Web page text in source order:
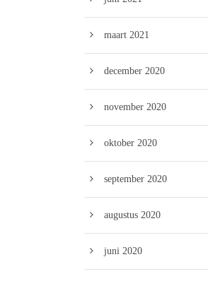
maart 2021
december 2020
november 2020
oktober 2020
september 2020
augustus 2020
juni 2020